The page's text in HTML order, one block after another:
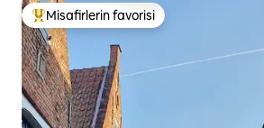
Misafirlerin favorilerinden en
Misafirlerin favorisi